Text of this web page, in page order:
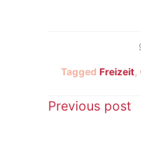
TaggedFreizeit,
Previous post